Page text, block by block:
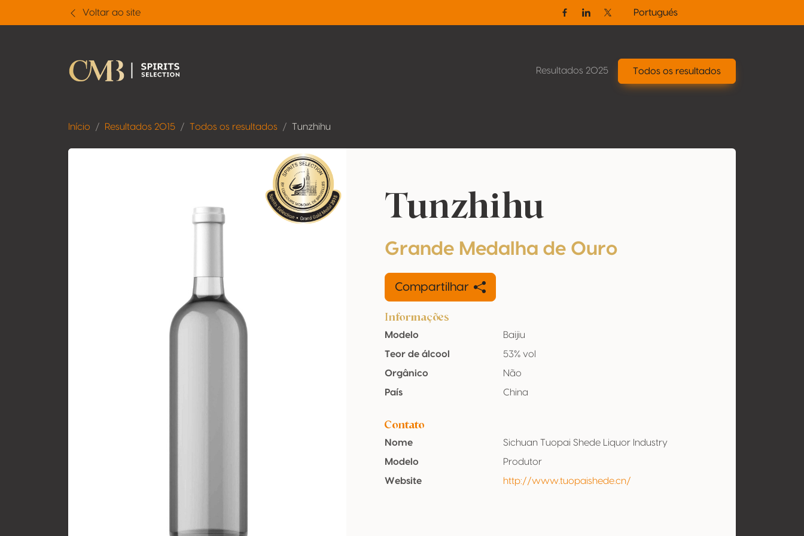
Voltar ao site
FacebookLinkedinTwitter / X
Portugués
Resultados 2025 Todos os resultados
Início Resultados 2015 Todos os resultados Tunzhihu
Tunzhihu
Grande Medalha de Ouro
Compartilhar
Informações
Modelo
Baijiu
Teor de álcool
53% vol
Orgânico
Não
País
China
Contato
Nome
Sichuan Tuopai Shede Liquor Industry
Modelo
Produtor
Website
http://www.tuopaishede.cn/